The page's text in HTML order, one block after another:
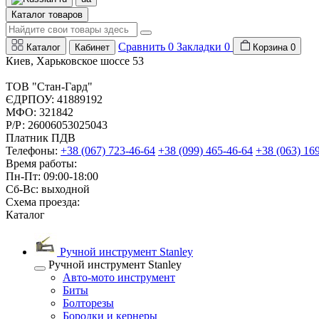
Каталог товаров
Каталог Кабинет Сравнить 0 Закладки 0 Корзина 0
Киев, Харьковское шоссе 53
ТОВ "Стан-Гард"
ЄДРПОУ: 41889192
МФО: 321842
Р/Р: 26006053025043
Платник ПДВ
Телефоны: +38 (067) 723-46-64 +38 (099) 465-46-64 +38 (063)
Время работы:
Пн-Пт: 09:00-18:00
Сб-Вс: выходной
Схема проезда:
Каталог
Ручной инструмент Stanley
Ручной инструмент Stanley
Авто-мото инструмент
Биты
Болторезы
Бородки и кернеры